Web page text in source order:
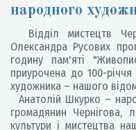
народного
Відділ мистецтв
Олександра Русових
годину пам'яті
приурочена до 100-
художника – нашого
Анатолій Шкурко –
громадянин Чернігова,
культури і мистецтва